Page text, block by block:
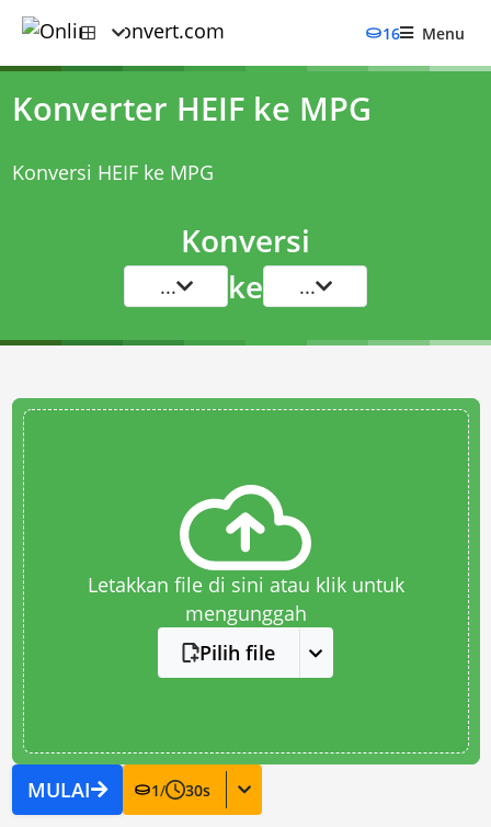
16 Menu
Konverter HEIF ke MPG
Konversi HEIF ke MPG
Konversi
... ke ...
Letakkan file di sini atau klik untuk
mengunggah
Pilih file
MULAI 1/ 30s